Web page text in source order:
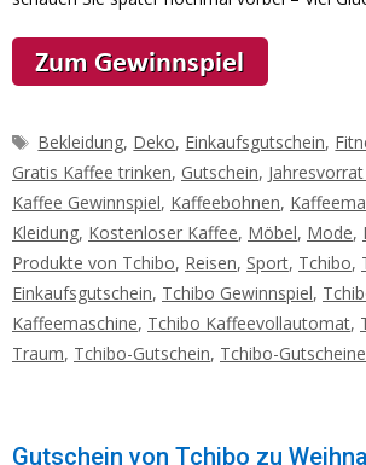
Schlagwörter
Bekleidung, Deko, Einkaufsgutschein,
Gratis Kaffee trinken, Gutschein,
Kaffee Gewinnspiel, Kaffeebohnen,
Kleidung, Kostenloser Kaffee, Möbel, Mode,
Produkte von Tchibo, Reisen, Sport, Tchibo,
Einkaufsgutschein, Tchibo Gewinnspiel,
Kaffeemaschine, Tchibo Kaffeevollautomat,
Traum, Tchibo-Gutschein, Tchibo-Gutscheine
Gutschein von Tchibo zu